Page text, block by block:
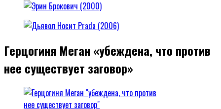
Герцогиня Меган «убеждена, что против
нее существует заговор»